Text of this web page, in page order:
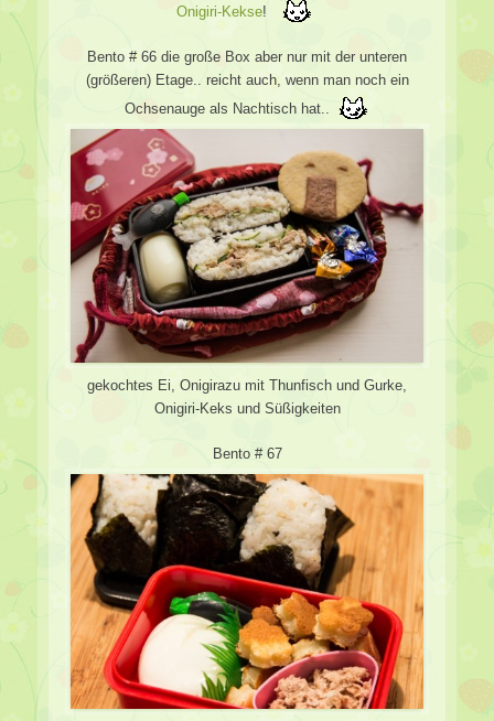
Onigiri-Kekse!
Bento # 66 die große Box aber nur mit der unteren
(größeren) Etage.. reicht auch, wenn man noch ein
Ochsenauge als Nachtisch hat..
gekochtes Ei, Onigirazu mit Thunfisch und Gurke,
Onigiri-Keks und Süßigkeiten
Bento # 67